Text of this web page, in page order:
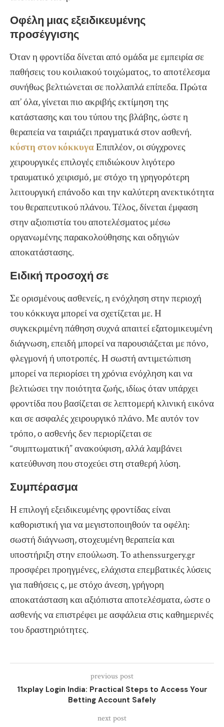
Οφέλη μιας εξειδικευμένης
προσέγγισης
Όταν η φροντίδα δίνεται από ομάδα με εμπειρία σε
παθήσεις του κοιλιακού τοιχώματος, το αποτέλεσμα
συνήθως βελτιώνεται σε πολλαπλά επίπεδα. Πρώτα
απ’ όλα, γίνεται πιο ακριβής εκτίμηση της
κατάστασης και του τύπου της βλάβης, ώστε η
θεραπεία να ταιριάζει πραγματικά στον ασθενή.
κύστη στον κόκκυγαΕπιπλέον, οι σύγχρονες
χειρουργικές επιλογές επιδιώκουν λιγότερο
τραυματικό χειρισμό, με στόχο τη γρηγορότερη
λειτουργική επάνοδο και την καλύτερη ανεκτικότητα
του θεραπευτικού πλάνου. Τέλος, δίνεται έμφαση
στην αξιοπιστία του αποτελέσματος μέσω
οργανωμένης παρακολούθησης και οδηγιών
αποκατάστασης.
Ειδική προσοχή σε
Σε ορισμένους ασθενείς, η ενόχληση στην περιοχή
του κόκκυγα μπορεί να σχετίζεται με. Η
συγκεκριμένη πάθηση συχνά απαιτεί εξατομικευμένη
διάγνωση, επειδή μπορεί να παρουσιάζεται με πόνο,
φλεγμονή ή υποτροπές. Η σωστή αντιμετώπιση
μπορεί να περιορίσει τη χρόνια ενόχληση και να
βελτιώσει την ποιότητα ζωής, ιδίως όταν υπάρχει
φροντίδα που βασίζεται σε λεπτομερή κλινική εικόνα
και σε ασφαλές χειρουργικό πλάνο. Με αυτόν τον
τρόπο, ο ασθενής δεν περιορίζεται σε
“συμπτωματική” ανακούφιση, αλλά λαμβάνει
κατεύθυνση που στοχεύει στη σταθερή λύση.
Συμπέρασμα
Η επιλογή εξειδικευμένης φροντίδας είναι
καθοριστική για να μεγιστοποιηθούν τα οφέλη:
σωστή διάγνωση, στοχευμένη θεραπεία και
υποστήριξη στην επούλωση. Το athenssurgery.gr
προσφέρει προηγμένες, ελάχιστα επεμβατικές λύσεις
για παθήσεις ς, με στόχο άνεση, γρήγορη
αποκατάσταση και αξιόπιστα αποτελέσματα, ώστε ο
ασθενής να επιστρέφει με ασφάλεια στις καθημερινές
του δραστηριότητες.
previous post
11xplay Login India: Practical Steps to Access Your
Betting Account Safely
next post